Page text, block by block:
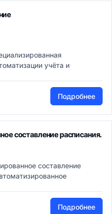
учёта и
Подробнее
составление расписания.
составление
Подробнее